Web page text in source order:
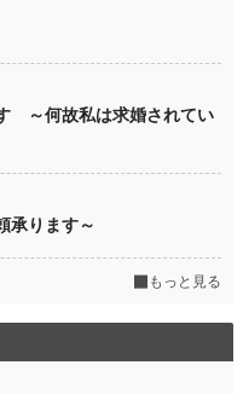
～何故私は求婚されてい
承ります～
もっと見る